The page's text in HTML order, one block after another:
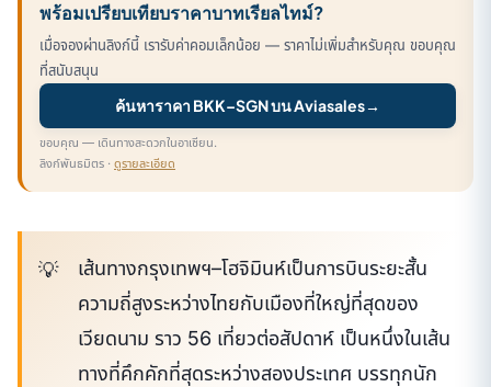
พร้อมเปรียบเทียบราคาบาทเรียลไทม์?
เมื่อจองผ่านลิงก์นี้ เรารับค่าคอมเล็กน้อย — ราคาไม่เพิ่มสำหรับคุณ ขอบคุณ
ที่สนับสนุน
ค้นหาราคา BKK–SGN บน Aviasales→
ขอบคุณ — เดินทางสะดวกในอาเซียน.
ลิงก์พันธมิตร · ดูรายละเอียด
เส้นทางกรุงเทพฯ–โฮจิมินห์เป็นการบินระยะสั้น
ความถี่สูงระหว่างไทยกับเมืองที่ใหญ่ที่สุดของ
เวียดนาม ราว 56 เที่ยวต่อสัปดาห์ เป็นหนึ่งในเส้น
ทางที่คึกคักที่สุดระหว่างสองประเทศ บรรทุกนัก